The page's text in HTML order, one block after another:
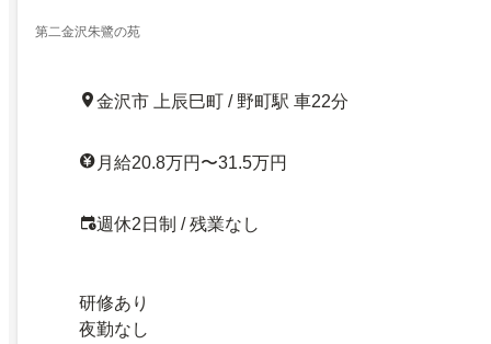
第二金沢朱鷺の苑
金沢市 上辰巳町 / 野町駅 車22分
月給20.8万円〜31.5万円
週休2日制 / 残業なし
研修あり
夜勤なし